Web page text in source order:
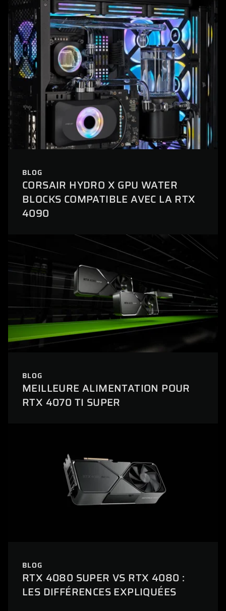
BLOG
CORSAIR HYDRO X GPU WATER
BLOCKS COMPATIBLE AVEC LA RTX
4090
BLOG
MEILLEURE ALIMENTATION POUR
RTX 4070 TI SUPER
BLOG
RTX 4080 SUPER VS RTX 4080 :
LES DIFFÉRENCES EXPLIQUÉES